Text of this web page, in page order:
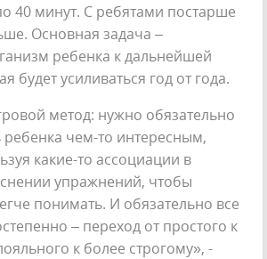
40 минут. С ребятами постарше
Основная задача –
ребенка к дальнейшей
будет усиливаться год от года.
метод: нужно обязательно
ребенка чем-то интересным,
какие-то ассоциации в
упражнений, чтобы
понимать. И обязательно все
– переход от простого к
к более строгому», -